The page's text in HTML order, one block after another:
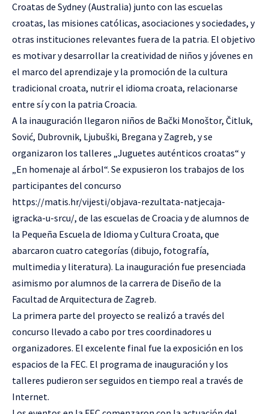
Croatas de Sydney (Australia) junto con las escuelas
croatas, las misiones católicas, asociaciones y sociedades, y
otras instituciones relevantes fuera de la patria. El objetivo
es motivar y desarrollar la creatividad de niños y jóvenes en
el marco del aprendizaje y la promoción de la cultura
tradicional croata, nutrir el idioma croata, relacionarse
entre sí y con la patria Croacia.
A la inauguración llegaron niños de Bački Monoštor, Čitluk,
Sović, Dubrovnik, Ljubuški, Bregana y Zagreb, y se
organizaron los talleres „Juguetes auténticos croatas“ y
„En homenaje al árbol“. Se expusieron los trabajos de los
participantes del concurso
https://matis.hr/vijesti/objava-rezultata-natjecaja-
igracka-u-srcu/, de las escuelas de Croacia y de alumnos de
la Pequeña Escuela de Idioma y Cultura Croata, que
abarcaron cuatro categorías (dibujo, fotografía,
multimedia y literatura). La inauguración fue presenciada
asimismo por alumnos de la carrera de Diseño de la
Facultad de Arquitectura de Zagreb.
La primera parte del proyecto se realizó a través del
concurso llevado a cabo por tres coordinadores u
organizadores. El excelente final fue la exposición en los
espacios de la FEC. El programa de inauguración y los
talleres pudieron ser seguidos en tiempo real a través de
Internet.